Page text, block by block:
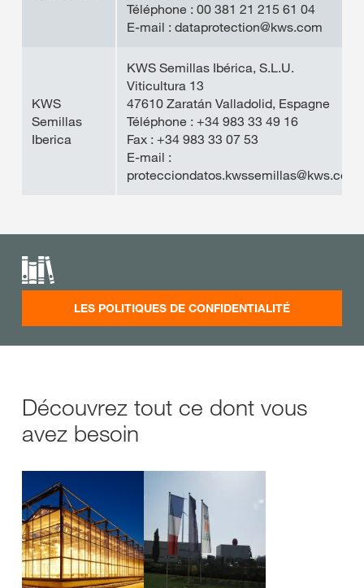
Téléphone : 00 381 21 215 61 04
E-mail : dataprotection@kws.com
KWS
Semillas
Iberica
KWS Semillas Ibérica, S.L.U.
Viticultura 13
47610 Zaratán Valladolid, Espagne
Téléphone : +34 983 33 49 16
Fax : +34 983 33 07 53
E-mail :
protecciondatos.kwssemillas@kws.com
LES POLITIQUES DE CONFIDENTIALITÉ
Découvrez tout ce dont vous
avez besoin